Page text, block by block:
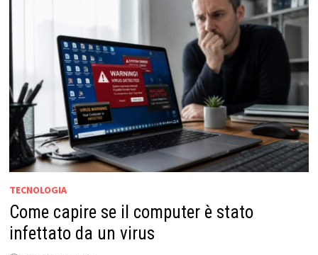
TECNOLOGIA
Come capire se il computer è stato
infettato da un virus